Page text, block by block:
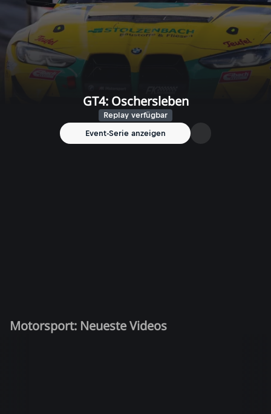
GT4: Oschersleben
Replay verfügbar
Event-Serie anzeigen
Motorsport: Neueste Videos